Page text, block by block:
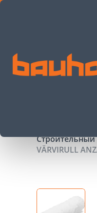
VÄRVIRULL ANZA
VÄRVIRULL